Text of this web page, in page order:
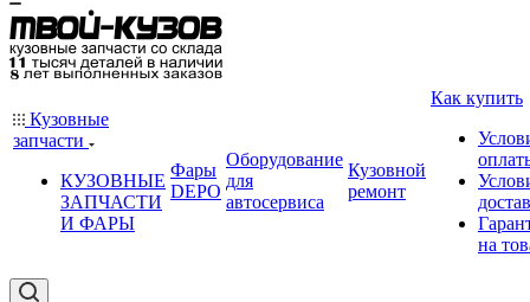
Кузовные
запчасти
КУЗОВНЫЕ
ЗАПЧАСТИ
И ФАРЫ
Фары
DEPO
Оборудование
для
автосервиса
Кузовной
ремонт
Как купить
на